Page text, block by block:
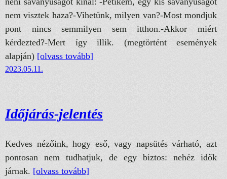
nem visztek haza?-Vihetünk, milyen van?-Most mondjuk
pont nincs semmilyen sem itthon.-Akkor miért
kérdezted?-Mert így illik. (megtörtént események
alapján) [olvass tovább]
2023.05.11.
Időjárás-jelentés
Kedves nézőink, hogy eső, vagy napsütés várható, azt
pontosan nem tudhatjuk, de egy biztos: nehéz idők
járnak. [olvass tovább]